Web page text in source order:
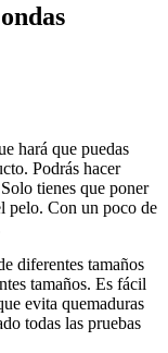
hará que puedas
Podrás hacer
tienes que poner
pelo. Con un poco de
diferentes tamaños
tamaños. Es fácil
evita quemaduras
todas las pruebas